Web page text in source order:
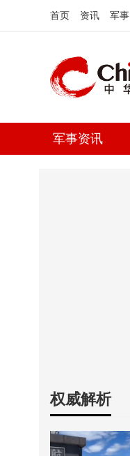
首页 资讯 军事
军事资讯
权威解析